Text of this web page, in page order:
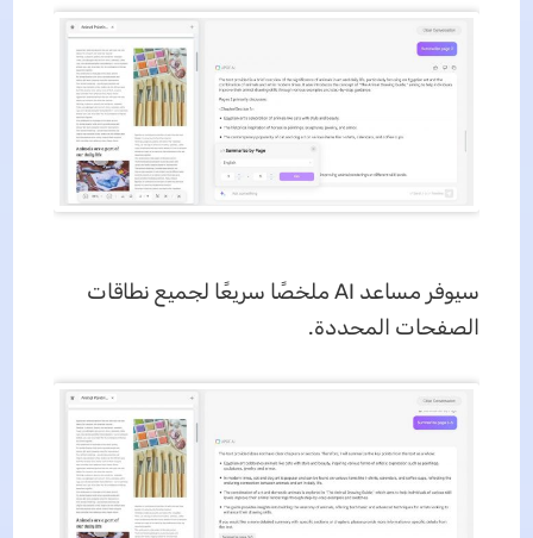
سيوفر مساعد AI ملخصًا سريعًا لجميع نطاقات
الصفحات المحددة.